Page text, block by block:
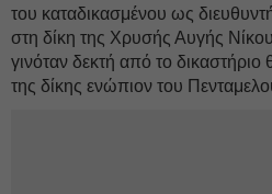
του καταδικασμένου ως
στη δίκη της Χρυσής Αυγής
γινόταν δεκτή από το
της δίκης ενώπιον του